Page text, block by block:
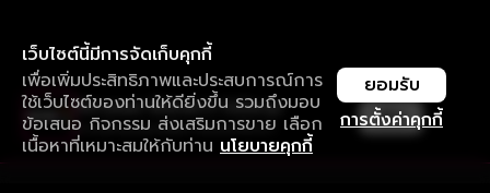
เว็บไซต์นี้มีการจัดเก็บคุกกี้
เพื่อเพิ่มประสิทธิภาพและประสบการณ์การ
ใช้เว็บไซต์ของท่านให้ดียิ่งขึ้น รวมถึงมอบ
ข้อเสนอ กิจกรรม ส่งเสริมการขาย เลือก
เนื้อหาที่เหมาะสมให้กับท่าน นโยบายคุกกี้
การตั้งค่าคุกกี้
ยอมรับ
ใช้งานแอป ลื่นไหลกว่า ไม่มีสะดุด
ดาวน์โหลดแอปเพื่อการรับชมที่ดีกว่า เปิด